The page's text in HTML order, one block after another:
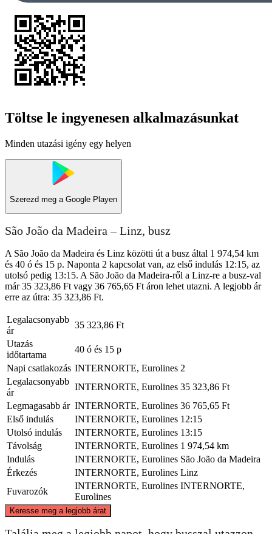
Töltse le ingyenesen alkalmazásunkat
Minden utazási igény egy helyen
Szerezd meg a Google Playen
São João da Madeira – Linz, busz
A São João da Madeira és Linz közötti út a busz által 1 974,54 km
és 40 ó és 15 p. Naponta 2 kapcsolat van, az első indulás 12:15, az
utolsó pedig 13:15. A São João da Madeira-ről a Linz-re a busz-val
már 35 323,86 Ft vagy 36 765,65 Ft áron lehet utazni. A legjobb ár
erre az útra: 35 323,86 Ft.
Legalacsonyabb
ár
35 323,86 Ft
Utazás
időtartama
40 ó és 15 p
Napi csatlakozás INTERNORTE, Eurolines 2
Legalacsonyabb
ár
INTERNORTE, Eurolines 35 323,86 Ft
Legmagasabb ár INTERNORTE, Eurolines 36 765,65 Ft
Első indulás
INTERNORTE, Eurolines 12:15
Utolsó indulás
INTERNORTE, Eurolines 13:15
Távolság
INTERNORTE, Eurolines 1 974,54 km
Indulás
INTERNORTE, Eurolines São João da Madeira
Érkezés
INTERNORTE, Eurolines Linz
Fuvarozók
INTERNORTE, Eurolines INTERNORTE,
Eurolines
Keresse meg a legjobb árat